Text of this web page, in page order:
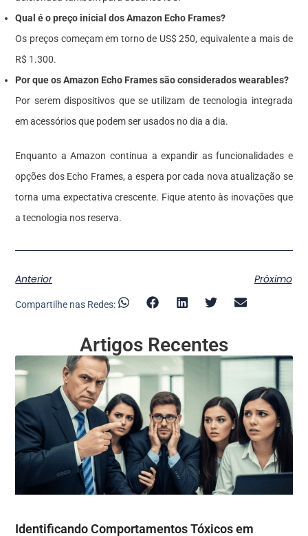
Qual é o preço inicial dos Amazon Echo Frames?
Os preços começam em torno de US$ 250, equivalente a mais de
R$ 1.300.
Por que os Amazon Echo Frames são considerados wearables?
Por serem dispositivos que se utilizam de tecnologia integrada
em acessórios que podem ser usados no dia a dia.
Enquanto a Amazon continua a expandir as funcionalidades e
opções dos Echo Frames, a espera por cada nova atualização se
torna uma expectativa crescente. Fique atento às inovações que
a tecnologia nos reserva.
Anterior Próximo
Compartilhe nas Redes:
Artigos Recentes
Identificando Comportamentos Tóxicos em